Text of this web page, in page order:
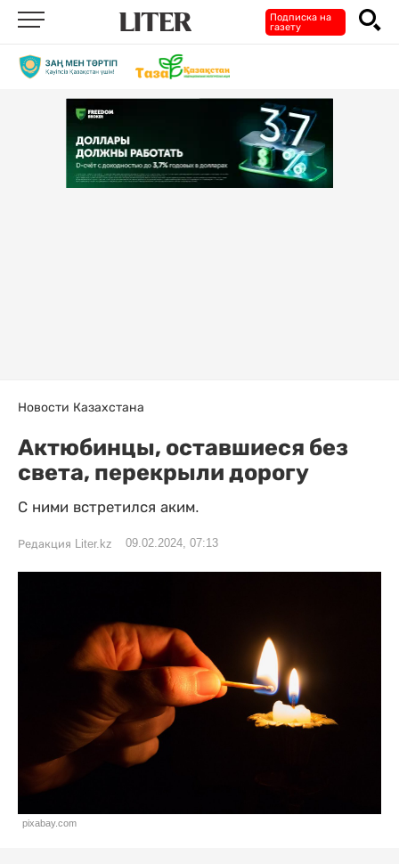
Подписка на
газету
Новости Казахстана
Актюбинцы, оставшиеся без
света, перекрыли дорогу
С ними встретился аким.
Редакция Liter.kz 09.02.2024, 07:13
pixabay.com